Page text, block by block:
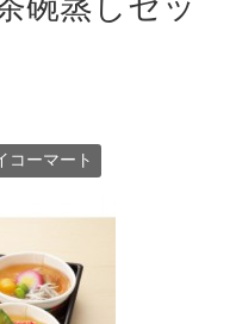
コーマート